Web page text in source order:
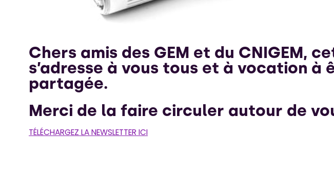
Chers amis des GEM et du CNIGEM,
s’adresse à vous tous et à vocation à
partagée.
Merci de la faire circuler autour de
TÉLÉCHARGEZ LA NEWSLETTER ICI